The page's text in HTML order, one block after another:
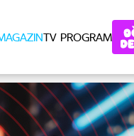
TV PROGRAM